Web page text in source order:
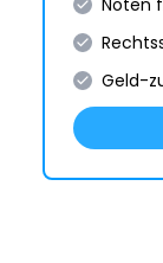
Noten
Geld-